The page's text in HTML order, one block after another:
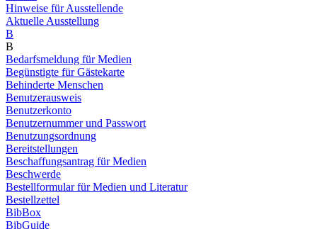
Hinweise für Ausstellende
Aktuelle Ausstellung
B
B
Bedarfsmeldung für Medien
Begünstigte für Gästekarte
Behinderte Menschen
Benutzerausweis
Benutzerkonto
Benutzernummer und Passwort
Benutzungsordnung
Bereitstellungen
Beschaffungsantrag für Medien
Beschwerde
Bestellformular für Medien und Literatur
Bestellzettel
BibBox
BibGuide